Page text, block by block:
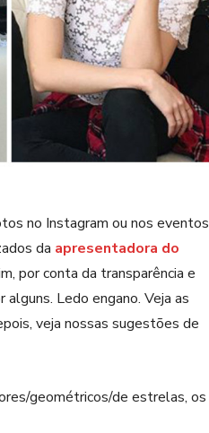
no Instagram ou nos eventos
da apresentadora do
por conta da transparência e
Ledo engano. Veja as
veja nossas sugestões de
geométricos/de estrelas, os